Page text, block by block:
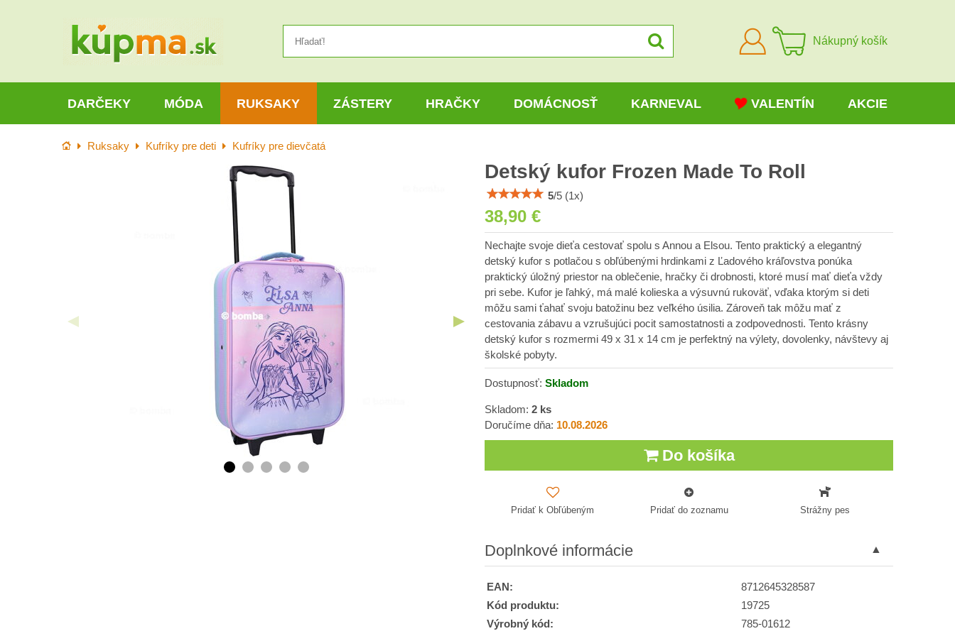
Prihlásiť
sa
Nákupný košík
DARČEKY MÓDA RUKSAKY ZÁSTERY HRAČKY DOMÁCNOSŤ KARNEVAL VALENTÍN AKCIE
Úvod Ruksaky Kufríky pre deti Kufríky pre dievčatá
Detský kufor Frozen Made To Roll
5/5 (1 x)
38,90 €
Nechajte svoje dieťa cestovať spolu s Annou a Elsou. Tento praktický a elegantný
detský kufor s potlačou s obľúbenými hrdinkami z Ľadového kráľovstva ponúka
praktický úložný priestor na oblečenie, hračky či drobnosti, ktoré musí mať dieťa vždy
pri sebe. Kufor je ľahký, má malé kolieska a výsuvnú rukoväť, vďaka ktorým si deti
môžu sami ťahať svoju batožinu bez veľkého úsilia. Zároveň tak môžu mať z
cestovania zábavu a vzrušujúci pocit samostatnosti a zodpovednosti. Tento krásny
detský kufor s rozmermi 49 x 31 x 14 cm je perfektný na výlety, dovolenky, návštevy aj
školské pobyty.
Dostupnosť: Skladom
Skladom: 2 ks
Doručíme dňa: 10.08.2026
Do košíka
Pridať k Obľúbeným Pridať do zoznamu Strážny pes
Doplnkové informácie
EAN:
8712645328587
Kód produktu:
19725
Výrobný kód:
785-01612